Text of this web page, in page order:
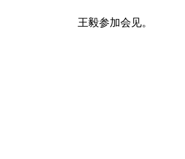
王毅参加会见。